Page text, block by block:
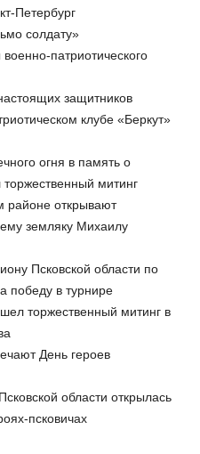
Петербург
солдату»
патриотического
защитников
клубе «Беркут»
огня в память о
митинг
районе открывают
земляку Михаилу
Псковской области по
победу в турнире
торжественный митинг в
День героев
области открылась
псковичах